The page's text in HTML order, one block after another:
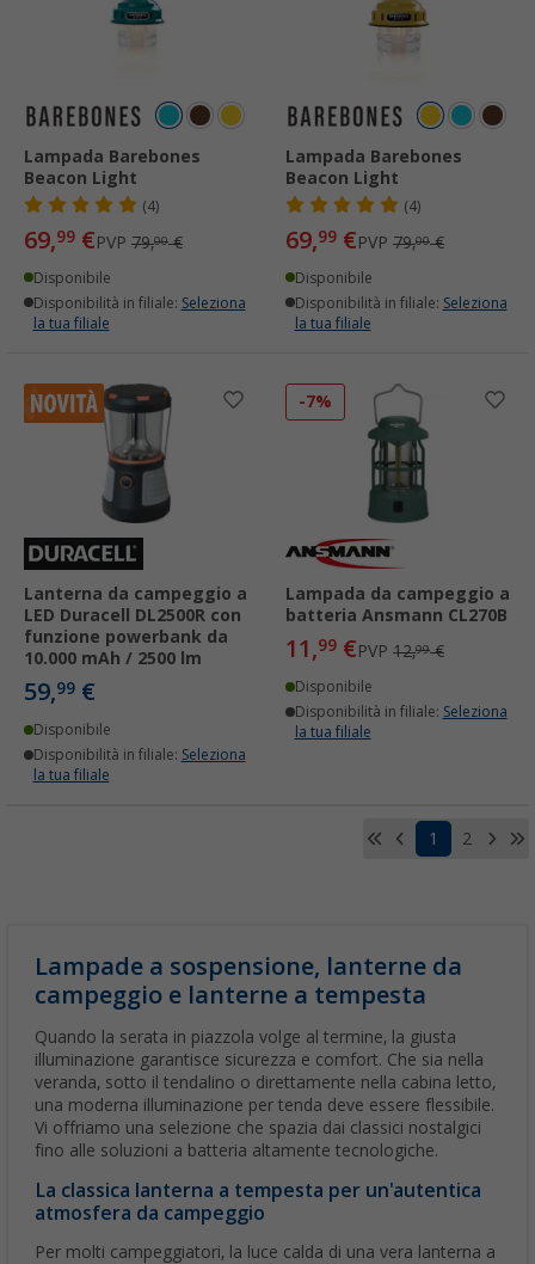
Lampada Barebones
Beacon Light
(4)
69,99 €PVP 79,00€
Disponibile
Disponibilità in filiale: Seleziona
la tua filiale
Lampada Barebones
Beacon Light
(4)
69,99 €PVP 79,00€
Disponibile
Disponibilità in filiale: Seleziona
la tua filiale
Lanterna da campeggio a
LED Duracell DL2500R con
funzione powerbank da
10.000 mAh / 2500 lm
59,99 €
Disponibile
Disponibilità in filiale: Seleziona
la tua filiale
-7%
Lampada da campeggio a
batteria Ansmann CL270B
11,99 €PVP 12,99€
Disponibile
Disponibilità in filiale: Seleziona
la tua filiale
1 2
Lampade a sospensione, lanterne da
campeggio e lanterne a tempesta
Quando la serata in piazzola volge al termine, la giusta
illuminazione garantisce sicurezza e comfort. Che sia nella
veranda, sotto il tendalino o direttamente nella cabina letto,
una moderna illuminazione per tenda deve essere flessibile.
Vi offriamo una selezione che spazia dai classici nostalgici
fino alle soluzioni a batteria altamente tecnologiche.
La classica lanterna a tempesta per un'autentica
atmosfera da campeggio
Per molti campeggiatori, la luce calda di una vera lanterna a